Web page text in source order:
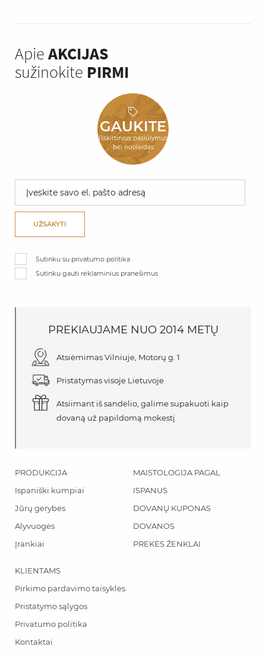
ApieAKCIJAS
sužinokite PIRMI
GAUKITE
Išskirtinius pasiūlymus
bei nuolaidas
UŽSAKYTI
Sutinku su privatumo politika
Sutinku gauti reklaminius pranešimus
PREKIAUJAME NUO 2014 METŲ
Atsiėmimas Vilniuje, Motorų g. 1
Pristatymas visoje Lietuvoje
Atsiimant iš sandėlio, galime supakuoti kaip
dovaną už papildomą mokestį
PRODUKCIJA
Ispaniški kumpiai
Jūrų gėrybės
Alyvuogės
Įrankiai
MAISTOLOGIJA PAGAL
ISPANUS
DOVANŲ KUPONAS
DOVANOS
PREKĖS ŽENKLAI
KLIENTAMS
Pirkimo pardavimo taisyklės
Pristatymo sąlygos
Privatumo politika
Kontaktai